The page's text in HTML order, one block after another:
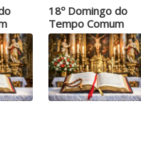
18º Domingo do
Tempo Comum